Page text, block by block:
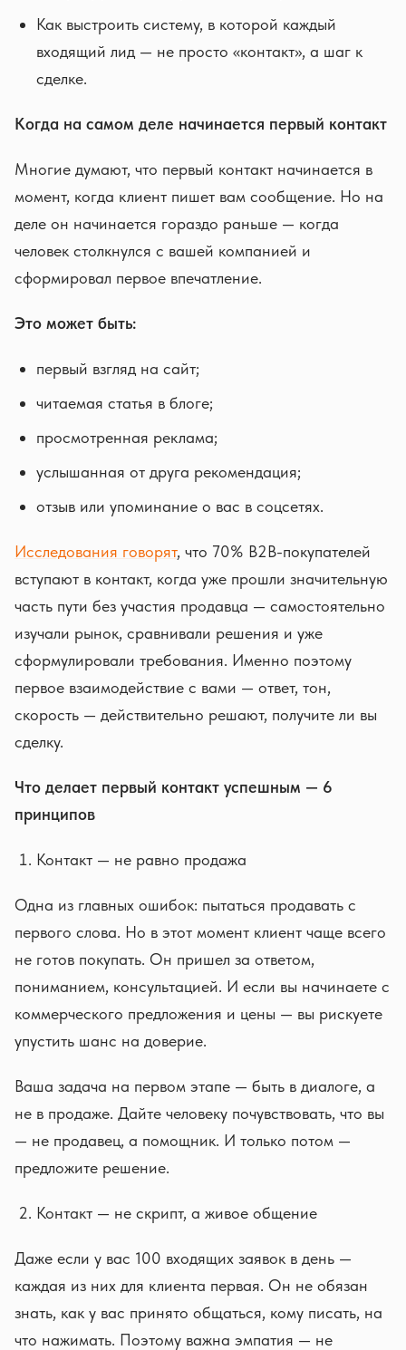
Как выстроить систему, в которой каждый
входящий лид — не просто «контакт», а шаг к
сделке.
Когда на самом деле начинается первый контакт
Многие думают, что первый контакт начинается в
момент, когда клиент пишет вам сообщение. Но на
деле он начинается гораздо раньше — когда
человек столкнулся с вашей компанией и
сформировал первое впечатление.
Это может быть:
первый взгляд на сайт;
читаемая статья в блоге;
просмотренная реклама;
услышанная от друга рекомендация;
отзыв или упоминание о вас в соцсетях.
Исследования говорят, что 70% B2B-покупателей
вступают в контакт, когда уже прошли значительную
часть пути без участия продавца — самостоятельно
изучали рынок, сравнивали решения и уже
сформулировали требования. Именно поэтому
первое взаимодействие с вами — ответ, тон,
скорость — действительно решают, получите ли вы
сделку.
Что делает первый контакт успешным — 6
принципов
Контакт — не равно продажа
Одна из главных ошибок: пытаться продавать с
первого слова. Но в этот момент клиент чаще всего
не готов покупать. Он пришел за ответом,
пониманием, консультацией. И если вы начинаете с
коммерческого предложения и цены — вы рискуете
упустить шанс на доверие.
Ваша задача на первом этапе — быть в диалоге, а
не в продаже. Дайте человеку почувствовать, что вы
— не продавец, а помощник. И только потом —
предложите решение.
Контакт — не скрипт, а живое общение
Даже если у вас 100 входящих заявок в день —
каждая из них для клиента первая. Он не обязан
знать, как у вас принято общаться, кому писать, на
что нажимать. Поэтому важна эмпатия — не